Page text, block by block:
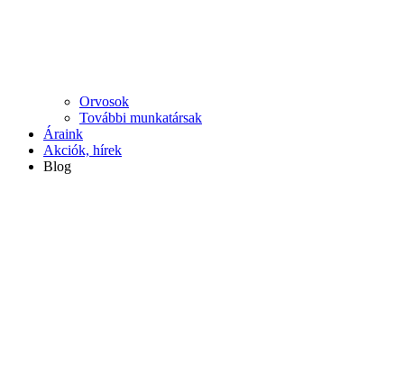
Orvosok
További munkatársak
Áraink
Akciók, hírek
Blog